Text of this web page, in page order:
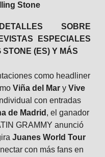
Stone
SOBRE
ESPECIALES
(ES) Y MÁS
como headliner
Viña del Mary Vive
con entradas
de Madrid , el ganador
GRAMMY anunció
Juanes World Tour
con más fans en